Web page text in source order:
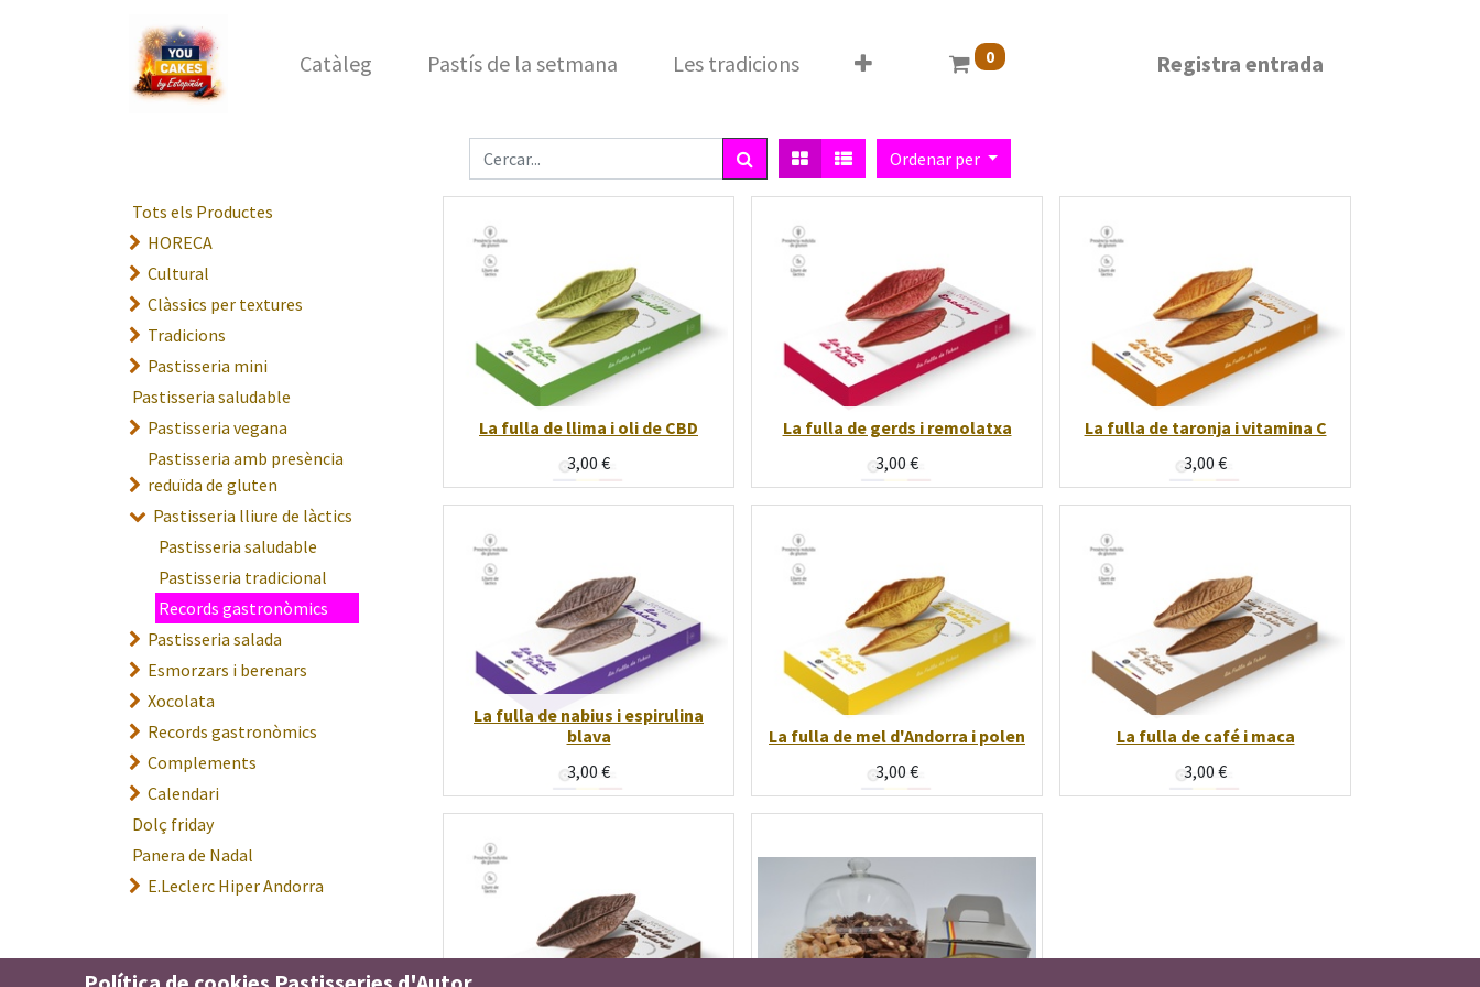
Catàleg Pastís de la setmana Les tradicions 0 Registra entrada
Ordenar per
Tots els Productes
HORECA
Cultural
Clàssics per textures
Tradicions
Pastisseria mini
Pastisseria saludable
Pastisseria vegana
Pastisseria amb presència
reduïda de gluten
Pastisseria lliure de làctics
Pastisseria saludable
Pastisseria tradicional
Records gastronòmics
Pastisseria salada
Esmorzars i berenars
Xocolata
Records gastronòmics
Complements
Calendari
Dolç friday
Panera de Nadal
E.Leclerc Hiper Andorra
La fulla de llima i oli de CBD
3,00 €
La fulla de gerds i remolatxa
3,00 €
La fulla de taronja i vitamina C
3,00 €
La fulla de nabius i espirulina
blava
3,00 €
La fulla de mel d'Andorra i polen
3,00 €
La fulla de café i maca
3,00 €